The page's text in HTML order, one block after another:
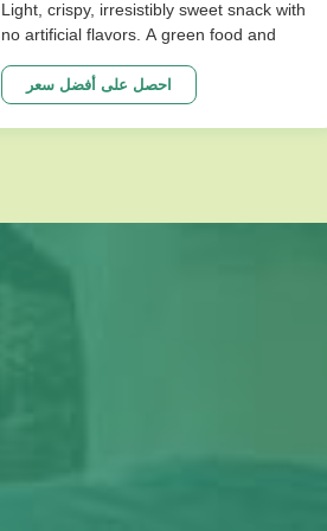
Light, crispy, irresistibly sweet snack with
no artificial flavors. A green food and
Specifications Product Name Saqima
Traditional Chinese Honey Pastry Light
Crispy Irresistibly Sweet Snack No
احصل على أفضل سعر